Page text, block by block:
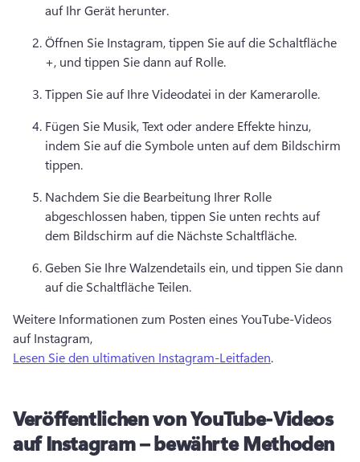
auf Ihr Gerät herunter.
Öffnen Sie Instagram, tippen Sie auf die Schaltfläche
+, und tippen Sie dann auf Rolle.
Tippen Sie auf Ihre Videodatei in der Kamerarolle.
Fügen Sie Musik, Text oder andere Effekte hinzu,
indem Sie auf die Symbole unten auf dem Bildschirm
tippen.
Nachdem Sie die Bearbeitung Ihrer Rolle
abgeschlossen haben, tippen Sie unten rechts auf
dem Bildschirm auf die Nächste Schaltfläche.
Geben Sie Ihre Walzendetails ein, und tippen Sie dann
auf die Schaltfläche Teilen.
Weitere Informationen zum Posten eines YouTube-Videos
auf Instagram,
Lesen Sie den ultimativen Instagram-Leitfaden.
Veröffentlichen von YouTube-Videos
auf Instagram – bewährte Methoden